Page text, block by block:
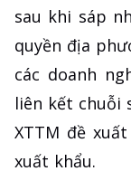
sau khi sáp
quyền địa
các doanh
liên kết chuỗi
XTTM đề
xuất khẩu.